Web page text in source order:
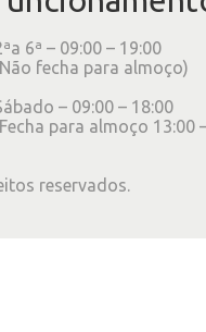
6ª – 09:00 – 19:00
fecha para almoço)
– 09:00 – 18:00
para almoço 13:00
reservados.